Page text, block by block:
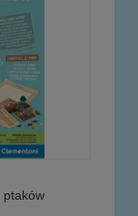
ptaków